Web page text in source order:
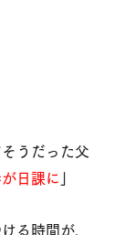
うだった父
日課に
る時間が、